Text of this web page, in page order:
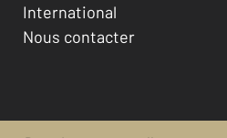
International
Nous contacter